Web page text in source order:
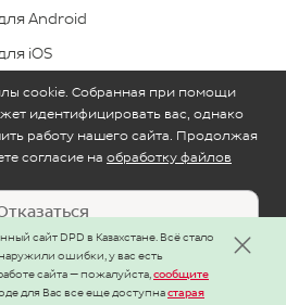
сайт DPD в Казахстане. Всё стало
ошибки, у вас есть
сайта — пожалуйста,сообщите
для Вас все еще доступнастарая
Android
iOS
DPD в Казахстане работает
cookie. Собранная при помощи
идентифицировать вас, однако
работу нашего сайта. Продолжая
согласие на обработку файлов
Принять